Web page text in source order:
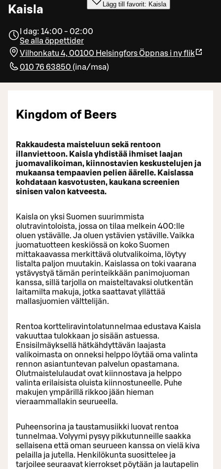
Kaisla Lägg till favorit: Kaisla
I dag: 14:00 - 02:00
Se alla öppettider
Vilhonkatu 4, 00100 HelsingforsÖppnas i ny flik
010 76 63850 (ina/msa)
Kingdom of Beers
Rakkaudesta maisteluun sekä rentoon
illanviettoon. Kaisla yhdistää ihmiset laajan
juomavalikoiman, kiinnostavien keskustelujen ja
mukaansa tempaavien pelien äärelle. Kaislassa
kohdataan kasvotusten, kaukana screenien
sinisen valon katveesta.
Kaisla on yksi Suomen suurimmista
olutravintoloista, jossa on tilaa melkein 400:lle
oluen ystävälle. Ja oluen ystävien ystäville. Vaikka
juomatuotteen keskiössä on koko Suomen
mittakaavassa merkittävä olutvalikoima, löytyy
listalta paljon muutakin. Kaislassa on toki vaarana
ystävystyä tämän perinteikkään panimojuoman
kanssa, sillä tarjolla on maisteltavaksi olutkentän
laitamilta makuja, jotka saattavat yllättää
mallasjuomien välttelijän.
Rentoa kortteliravintolatunnelmaa edustava Kaisla
vakuuttaa tulokkaan jo sisään astuessa.
Ensisilmäyksellä hätkähdyttävän laajasta
valikoimasta on onneksi helppo löytää oma valinta
rennon asiantuntevan palvelun opastamana.
Olutmaistelulaudat ovat kiinnostava ja helppo
valinta erilaisista oluista kiinnostuneelle. Puhe
makujen ympärillä rikkoo jään hieman
vieraammallakin seurueella.
Puheensorina ja taustamusiikki luovat rentoa
tunnelmaa. Volyymi pysyy pikkutunneille saakka
sellaisena että oman seurueen kanssa on vielä kiva
pelailla ja jutella. Henkilökunta suosittelee ja
tarjoilee seuraavat kierrokset pöytään ja lautapelin